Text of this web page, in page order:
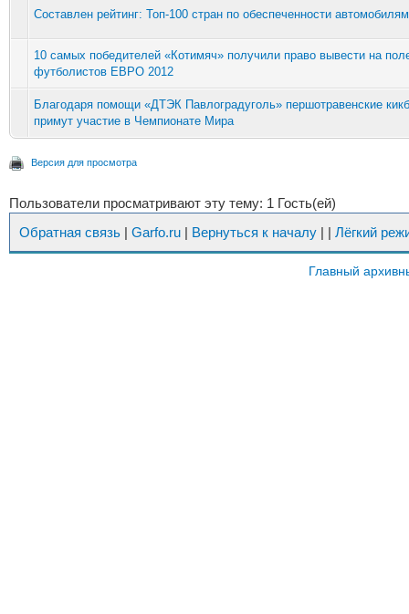
Составлен рейтинг: Топ-100 стран по обеспеченности
10 самых победителей «Котимяч» получили право вывести на
футболистов ЕВРО 2012
Благодаря помощи «ДТЭК Павлоградуголь» першотравенские
примут участие в Чемпионате Мира
Версия для просмотра
Пользователи просматривают эту тему: 1 Гость(ей)
Обратная связь | Garfo.ru | Вернуться к началу | | Лёгкий
Главный